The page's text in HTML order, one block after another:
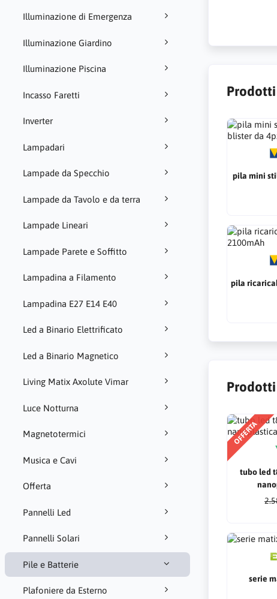
Illuminazione di Emergenza
Illuminazione Giardino
Illuminazione Piscina
Incasso Faretti
Inverter
Lampadari
Lampade da Specchio
Lampade da Tavolo e da terra
Lampade Lineari
Lampade Parete e Soffitto
Lampadina a Filamento
Lampadina E27 E14 E40
Led a Binario Elettrificato
Led a Binario Magnetico
Living Matix Axolute Vimar
Luce Notturna
Magnetotermici
Musica e Cavi
Offerta
Pannelli Led
Pannelli Solari
Pile e Batterie
Plafoniere da Esterno
pila mini
pila
OFFERTA
tubo led
serie